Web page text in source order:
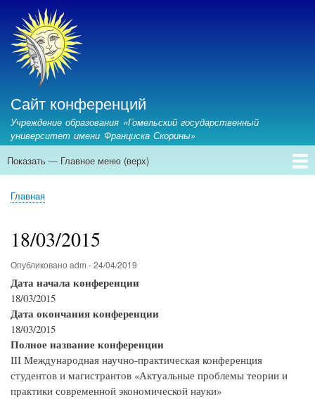
Сайт конференций
Учреждение образования «Гомельский государственный
университет имени Франциска Скорины»
Главное
(верх)
Показать — Главное меню (верх)
Главная
Предстоящие конференции
Архив конференций
Контакты
Строка
Главная
18/03/2015
Опубликовано adm -24/04/2019
Дата начала конференции
18/03/2015
Дата окончания конференции
18/03/2015
Полное название конференции
III Международная научно-прак­ти­че­ская конференция
студентов и магистрантов «Актуальные проблемы теории и
практики современной экономической науки»